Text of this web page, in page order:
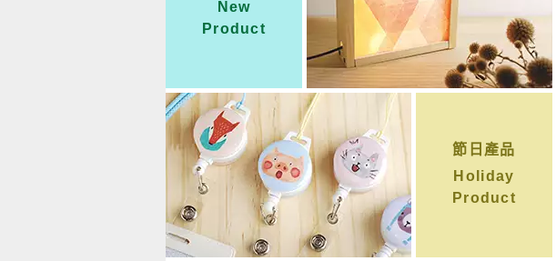
New
Product
節日產品
Holiday
Product